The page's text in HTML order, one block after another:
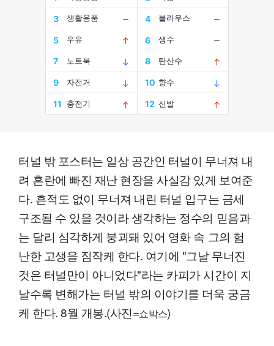
터널 밖 포스터는 일상 공간인 터널이 무너져 내
려 혼란에 빠진 재난 현장을 사실감 있게 보여준
다. 흔적도 없이 무너져 내린 터널 입구는 금세
구조될 수 있을 것이라 생각하는 정수의 믿음과
는 달리 심각하게 붕괴돼 있어 영화 속 그의 험
난한 고생을 짐작케 한다. 여기에 "그날 무너진
것은 터널만이 아니었다"라는 카피가 시간이 지
날수록 변해가는 터널 밖의 이야기를 더욱 궁금
케 한다. 8월 개봉.(사진=쇼박스)